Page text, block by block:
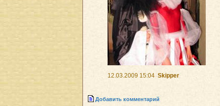
12.03.2009 15:04 Skipper
Добавить комментарий